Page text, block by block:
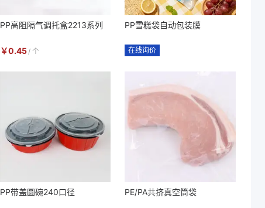
PP高阻隔气调托盒2213系列
￥0.45 / 个
PP雪糕袋自动包装膜
在线询价
PP带盖圆碗240口径 PE/PA共挤真空筒袋